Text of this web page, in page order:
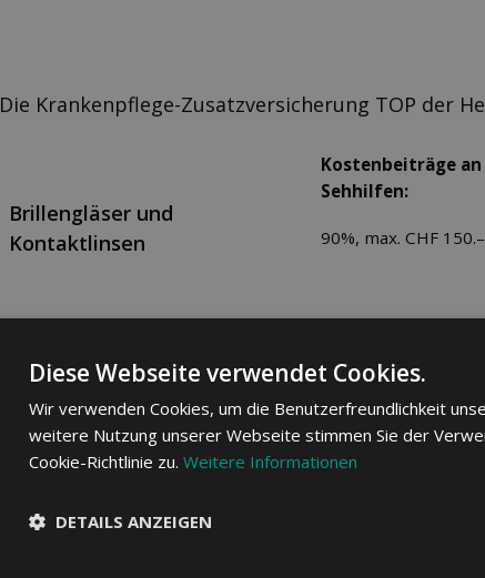
Die Krankenpflege-Zusatzversicherung TOP der
Brillengläser und
Kontaktlinsen
Kostenbeiträge
Sehhilfen:
90%, max. CHF
Medikamente
gemäss Liste der
Transport und Rettung
Kostenbeiträge
Nottransporte in
Max. CHF
Diese Webseite verwendet Cookies.
Wir verwenden Cookies, um die Benutzerfreundlichkeit
weitere Nutzung unserer Webseite stimmen Sie der
Cookie-Richtlinie zu. Weitere Informationen
DETAILS ANZEIGEN